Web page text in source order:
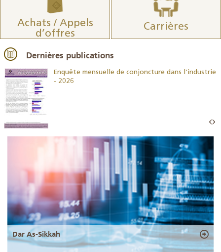
Achats / Appels
d’offres
Carrières
Dernières publications
Enquête mensuelle de conjoncture dans l’industrie
- 2026
Dar As-Sikkah